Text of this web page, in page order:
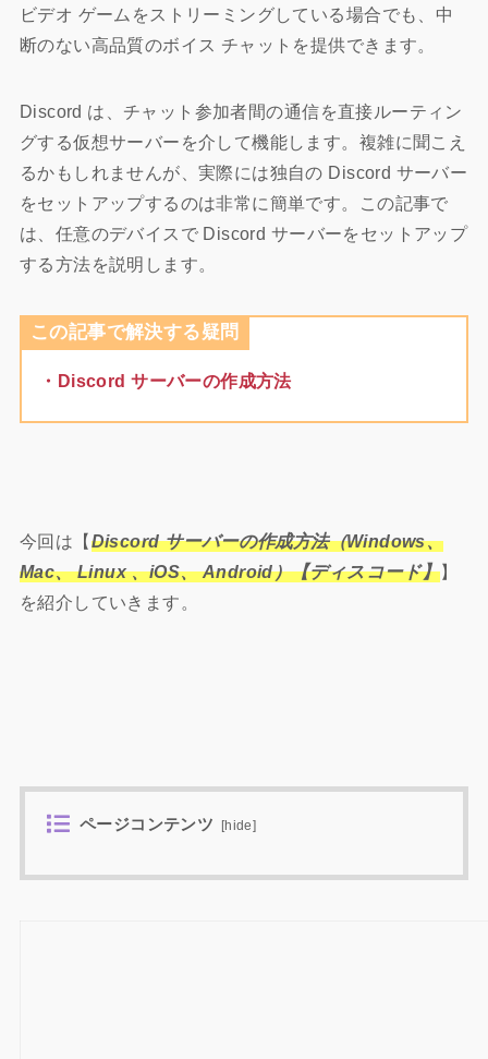
ビデオ ゲームをストリーミングしている場合でも、中
断のない高品質のボイス チャットを提供できます。
Discord は、チャット参加者間の通信を直接ルーティン
グする仮想サーバーを介して機能します。複雑に聞こえ
るかもしれませんが、実際には独自の Discord サーバー
をセットアップするのは非常に簡単です。この記事で
は、任意のデバイスで Discord サーバーをセットアップ
する方法を説明します。
この記事で解決する疑問
・Discord サーバーの作成方法
今回は【 Discord サーバーの作成方法（Windows、
Mac、 Linux 、iOS、 Android）【ディスコード】】
を紹介していきます。
ページコンテンツ [hide]